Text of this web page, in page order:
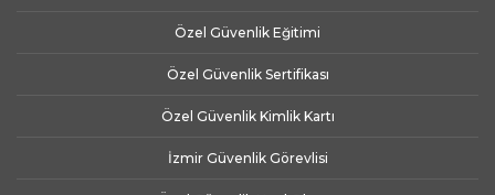
Özel Güvenlik Eğitimi
Özel Güvenlik Sertifikası
Özel Güvenlik Kimlik Kartı
İzmir Güvenlik Görevlisi